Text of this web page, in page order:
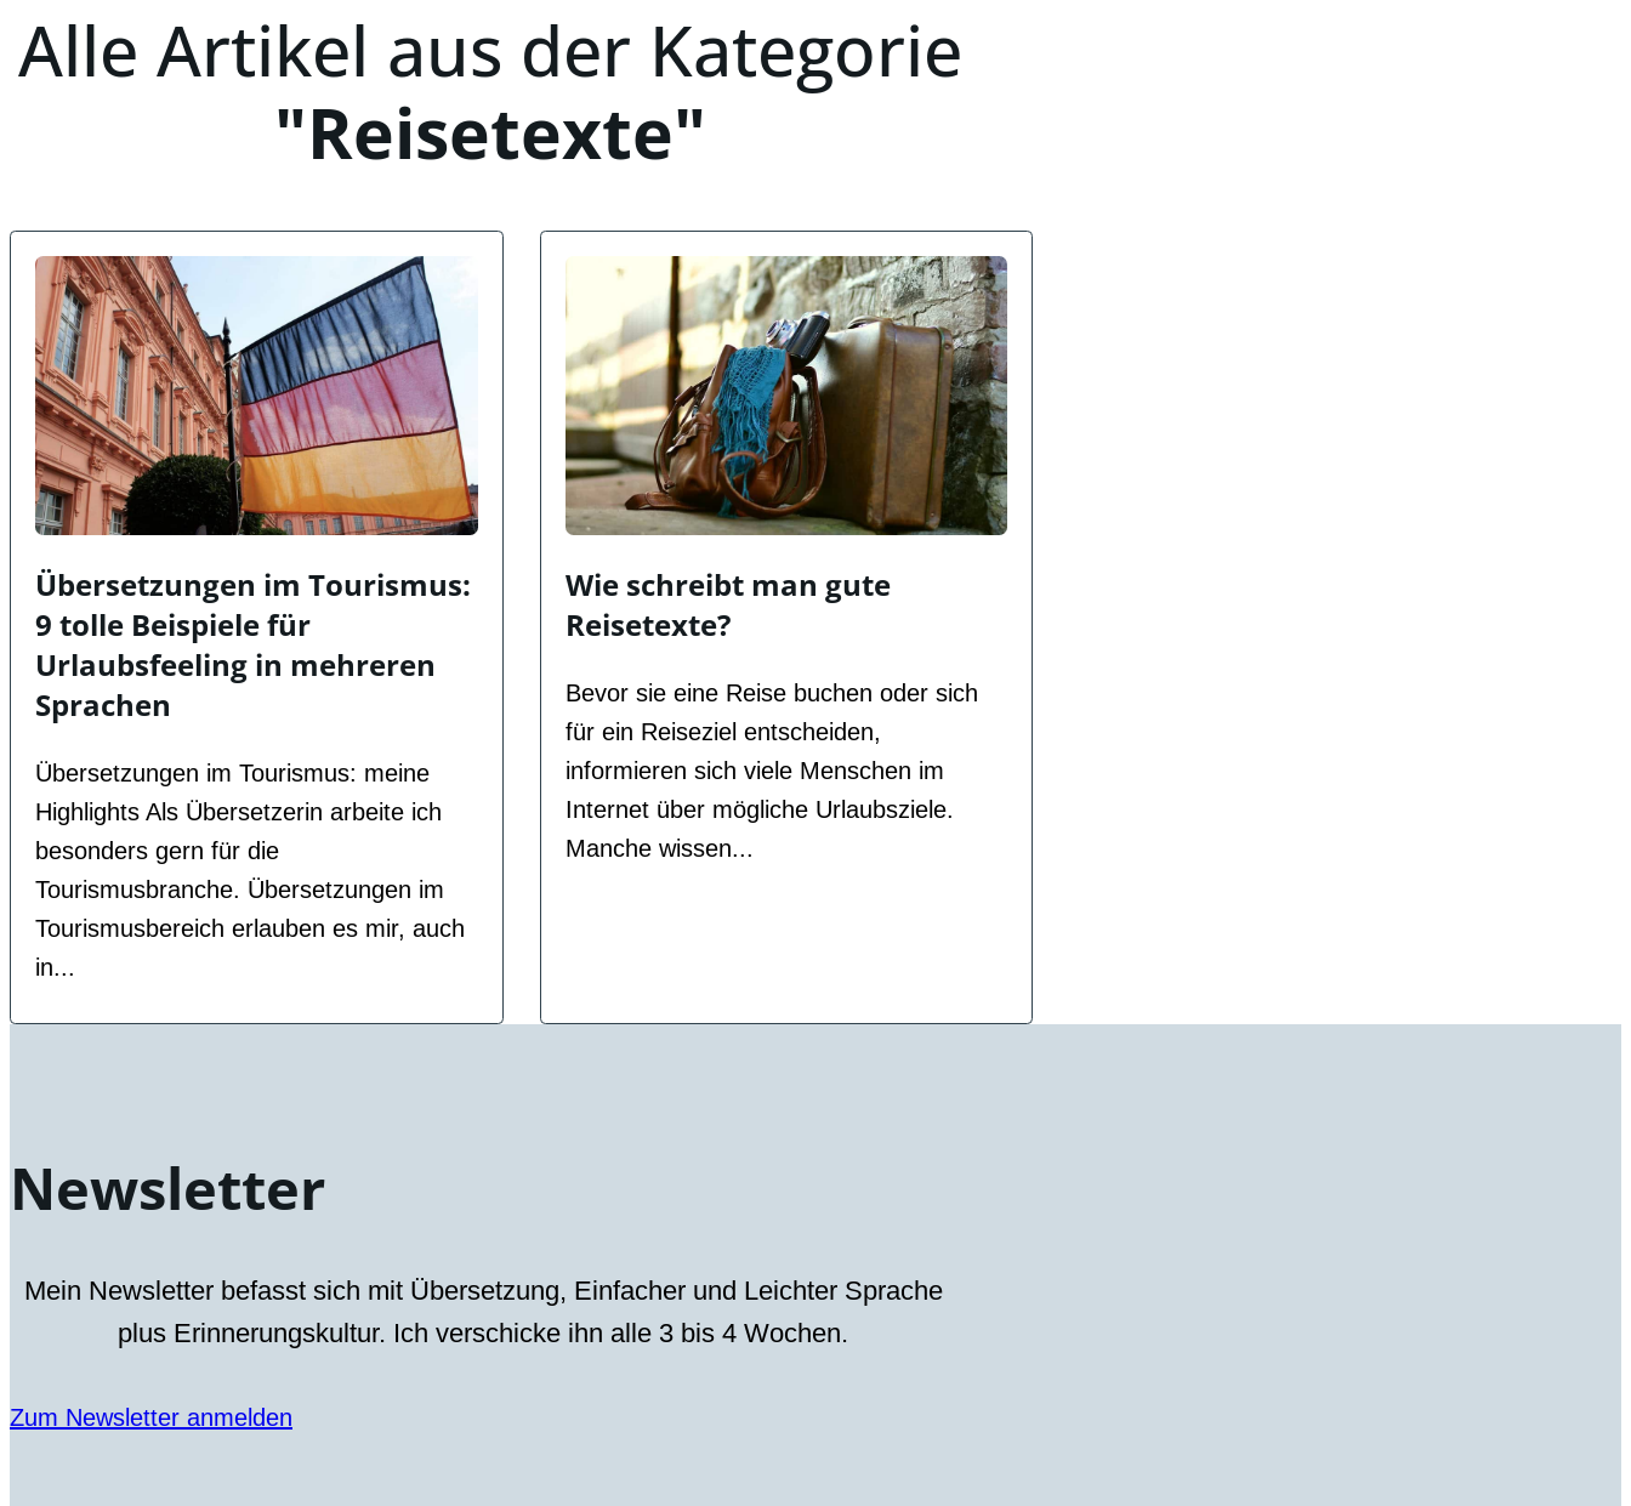
Alle Artikel aus der Kategorie
Reisetexte
Übersetzungen im Tourismus:
9 tolle Beispiele für
Urlaubsfeeling in mehreren
Sprachen
Übersetzungen im Tourismus: meine
Highlights Als Übersetzerin arbeite ich
besonders gern für die
Tourismusbranche. Übersetzungen im
Tourismusbereich erlauben es mir, auch
in...
Wie schreibt man gute
Reisetexte?
Bevor sie eine Reise buchen oder sich
für ein Reiseziel entscheiden,
informieren sich viele Menschen im
Internet über mögliche Urlaubsziele.
Manche wissen...
Newsletter
Mein Newsletter befasst sich mit Übersetzung, Einfacher und Leichter Sprache
plus Erinnerungskultur. Ich verschicke ihn alle 3 bis 4 Wochen.
Zum Newsletter anmelden